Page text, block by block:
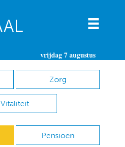
vrijdag 7 augustus
Zorg
Vitaliteit
Pensioen